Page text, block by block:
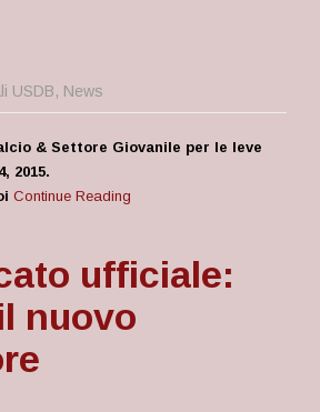
USDB, News
& Settore Giovanile per le leve
2015.
Continue Reading
ufficiale:
nuovo